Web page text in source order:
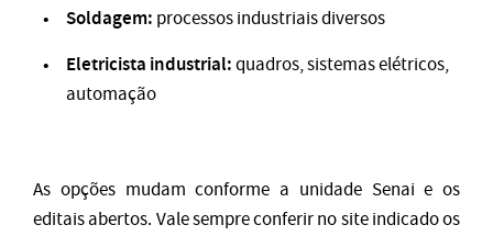
Soldagem: processos industriais diversos
Eletricista industrial:quadros, sistemas elétricos,
automação
As opções mudam conforme a unidade Senai e os
editais abertos. Vale sempre conferir no site indicado os